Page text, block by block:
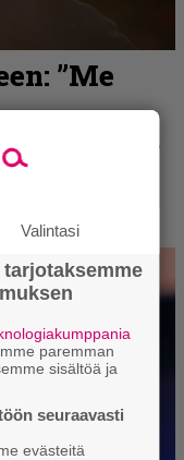
Valintasi
paremman
sisältöä ja
seuraavasti
evästeitä